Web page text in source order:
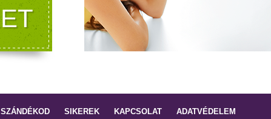
SIKEREK KAPCSOLAT ADATVÉDELEM